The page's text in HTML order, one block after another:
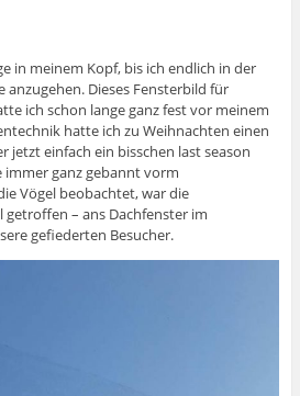
in meinem Kopf, bis ich endlich in der
anzugehen. Dieses Fensterbild für
ich schon lange ganz fest vor meinem
hatte ich zu Weihnachten einen
jetzt einfach ein bisschen last season
immer ganz gebannt vorm
Vögel beobachtet, war die
getroffen – ans Dachfenster im
gefiederten Besucher.